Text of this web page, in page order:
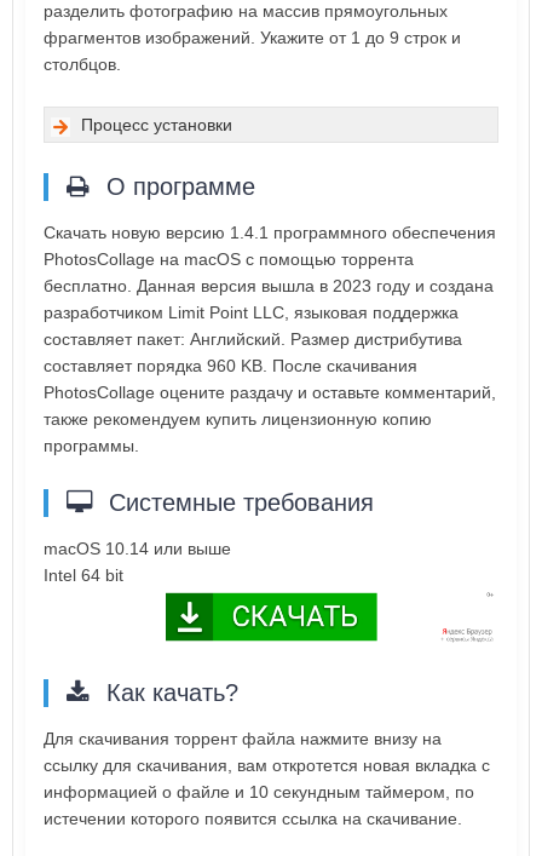
разделить фотографию на массив прямоугольных
фрагментов изображений. Укажите от 1 до 9 строк и
столбцов.
Процесс установки
О программе
Скачать новую версию 1.4.1 программного обеспечения
PhotosCollage на macOS с помощью торрента
бесплатно. Данная версия вышла в 2023 году и создана
разработчиком Limit Point LLC, языковая поддержка
составляет пакет: Английский. Размер дистрибутива
составляет порядка 960 KB. После скачивания
PhotosCollage оцените раздачу и оставьте комментарий,
также рекомендуем купить лицензионную копию
программы.
Системные требования
macOS 10.14 или выше
Intel 64 bit
Как качать?
Для скачивания торрент файла нажмите внизу на
ссылку для скачивания, вам откротется новая вкладка с
информацией о файле и 10 секундным таймером, по
истечении которого появится ссылка на скачивание.